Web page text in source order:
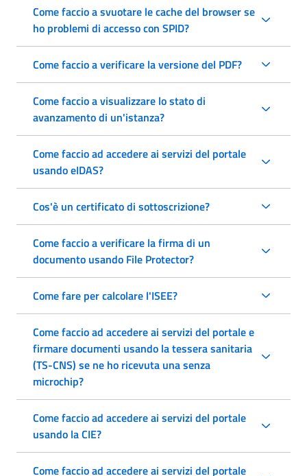
Come faccio a svuotare le cache del browser se
ho problemi di accesso con SPID?
Come faccio a verificare la versione del PDF?
Come faccio a visualizzare lo stato di
avanzamento di un'istanza?
Come faccio ad accedere ai servizi del portale
usando eIDAS?
Cos'è un certificato di sottoscrizione?
Come faccio a verificare la firma di un
documento usando File Protector?
Come fare per calcolare l'ISEE?
Come faccio ad accedere ai servizi del portale e
firmare documenti usando la tessera sanitaria
(TS-CNS) se ne ho ricevuta una senza
microchip?
Come faccio ad accedere ai servizi del portale
usando la CIE?
Come faccio ad accedere ai servizi del portale